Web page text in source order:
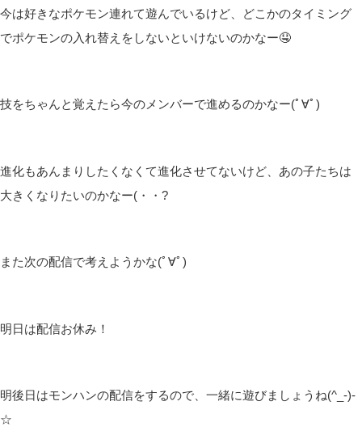
しむ
今日は夜の配信にお付き合いいただきありがとうございます(*‘ω‘
*)
ポケモンZA難しいですね:;(∩´﹏`∩);:
めっちゃやられちゃった(ﾟ∀ﾟ)
今は好きなポケモン連れて遊んでいるけど、どこかのタイミング
でポケモンの入れ替えをしないといけないのかなー🤤